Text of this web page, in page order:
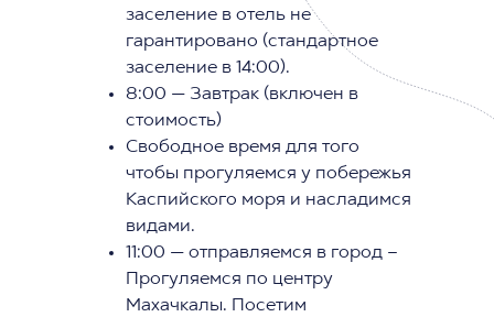
заселение в отель не
гарантировано (стандартное
заселение в 14:00).
8:00 — Завтрак (включен в
стоимость)
Свободное время для того
чтобы прогуляемся у побережья
Каспийского моря и насладимся
видами.
11:00 — отправляемся в город –
Прогуляемся по центру
Махачкалы. Посетим